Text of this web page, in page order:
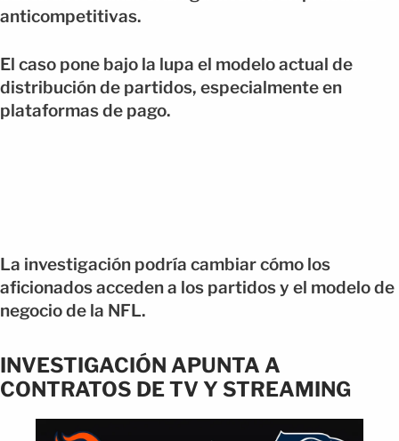
anticompetitivas.
El caso pone bajo la lupa el modelo actual de
distribución de partidos, especialmente en
plataformas de pago.
La investigación podría cambiar cómo los
aficionados acceden a los partidos y el modelo de
negocio de la NFL.
INVESTIGACIÓN APUNTA A
CONTRATOS DE TV Y STREAMING